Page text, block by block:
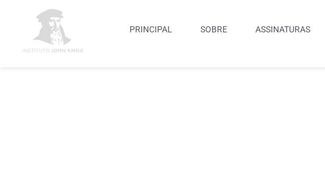
PRINCIPAL SOBRE ASSINATURAS